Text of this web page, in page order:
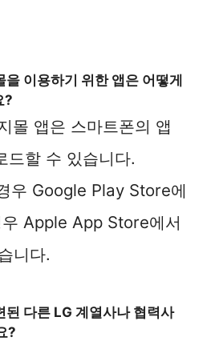
이용하기 위한 앱은 어떻게
?
몰 앱은 스마트폰의 앱
드할 수 있습니다.
우 Google Play Store에
Apple App Store에서
니다.
된 다른 LG 계열사나 협력사
?